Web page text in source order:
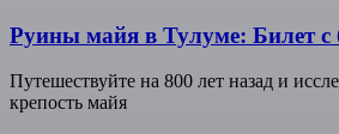
Руины майя в Тулуме: Билет
Путешествуйте на 800 лет назад и
крепость майя